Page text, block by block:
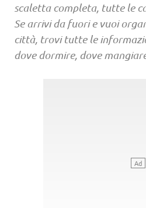
scaletta completa, tutte le
Se arrivi da fuori e vuoi
città, trovi tutte le
dove dormire, dove